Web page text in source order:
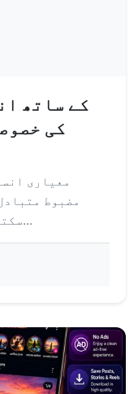
کی
مضبوط
سکتا ہے اس میں سمجھوتہ کیے بغیر فع...